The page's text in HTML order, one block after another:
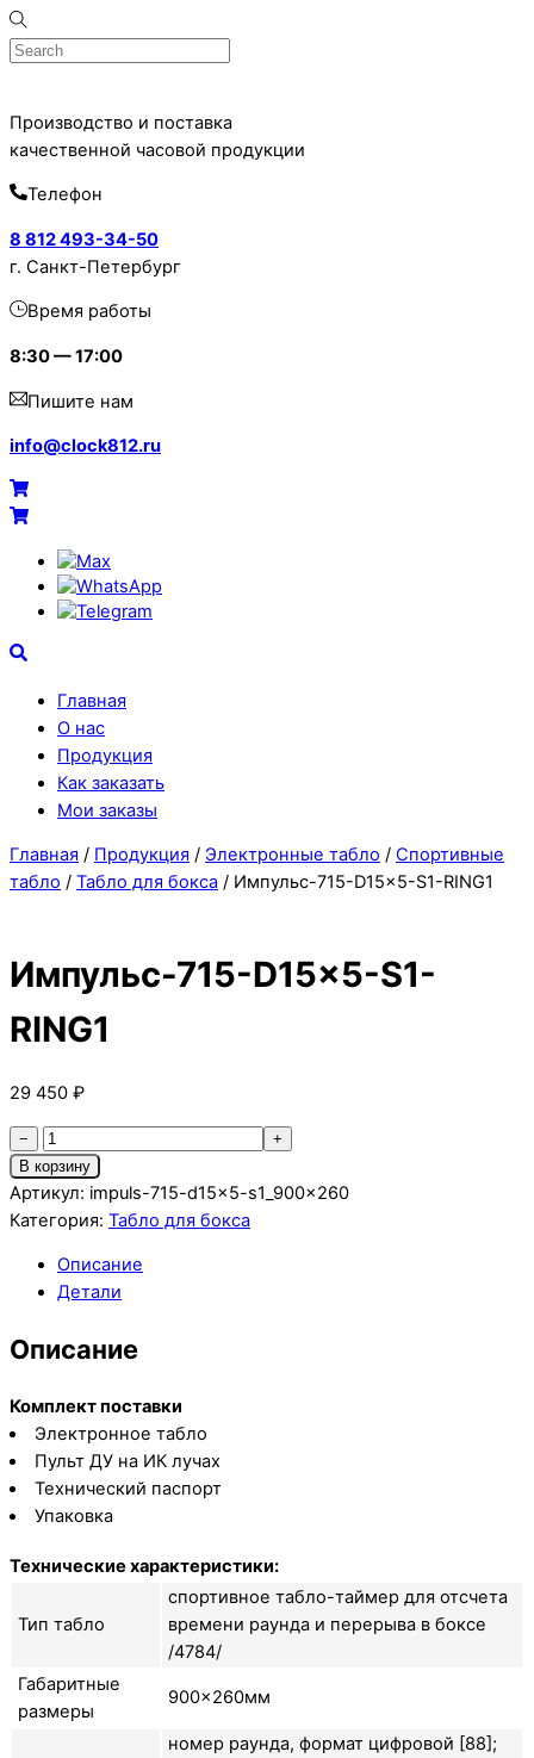
Skip
to
Производство и поставка
качественной часовой продукции
Телефон
8 812 493-34-50
г. Санкт-Петербург
Время работы
8:30 — 17:00
Пишите нам
info@clock812.ru
Menu
Cart
Cart
Search
Главная
О нас
Продукция
Как заказать
Мои заказы
Close
Menu
Close
Cart
Главная / Продукция / Электронные табло / Спортивные
табло / Табло для бокса / Импульс-715-D15x5-S1-RING1
Импульс-715-D15x5-S1-
RING1
29 450 ₽
−
Количество
товара
Импульс-715-
D15x5-
RING1
+
В корзину
Артикул: impuls-715-d15x5-s1_900x260
Категория: Табло для бокса
Описание
Детали
Описание
Комплект поставки
Электронное табло
Пульт ДУ на ИК лучах
Технический паспорт
Упаковка
Технические характеристики:
Тип табло
спортивное табло-таймер для отсчета
времени раунда и перерыва в боксе
/4784/
Габаритные
размеры
900×260мм
номер раунда, формат цифровой [88];